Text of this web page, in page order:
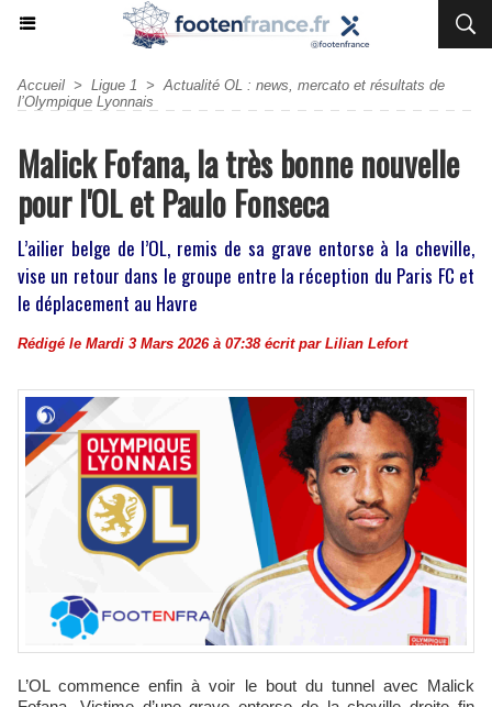
Accueil > Ligue 1 > Actualité OL : news, mercato et résultats de
l’Olympique Lyonnais
Malick Fofana, la très bonne nouvelle
pour l'OL et Paulo Fonseca
L’ailier belge de l’OL, remis de sa grave entorse à la cheville,
vise un retour dans le groupe entre la réception du Paris FC et
le déplacement au Havre
Rédigé le Mardi 3 Mars 2026 à 07:38 écrit par Lilian Lefort
L’OL commence enfin à voir le bout du tunnel avec Malick